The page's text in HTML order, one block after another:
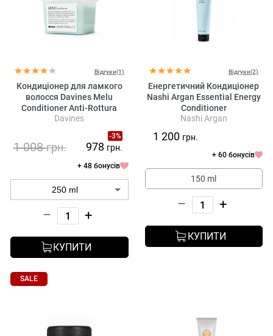
Відгуки(1)
Кондиціонер для ламкого
волосся Davines Melu
Conditioner Anti-Rottura
Lucidante
Davines
-3%
1 008грн. 978 грн.
+ 48 бонусів
– +
КУПИТИ
Відгуки(2)
Енергетичний Кондиціонер
Nashi Argan Essential Energy
Conditioner
Nashi Argan
1 200 грн.
+ 60 бонусів
150 ml
– +
КУПИТИ
SALE